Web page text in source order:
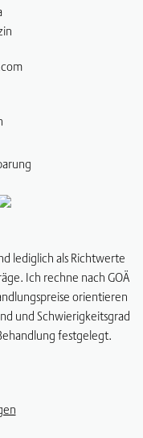
lediglich als Richtwerte
Ich rechne nach GOÄ
orientieren
und Schwierigkeitsgrad
festgelegt.